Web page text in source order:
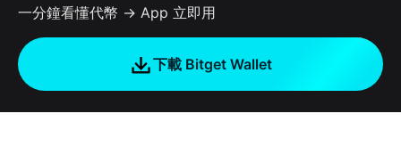
RWA
如何購買加密貨幣
Polygon
一分鐘看懂代幣 → App 立即用
下載 Bitget Wallet